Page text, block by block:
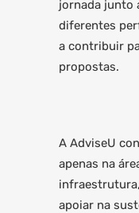
jornada junto
diferentes
a contribuir
propostas.
A AdviseU
apenas na
apoiar na